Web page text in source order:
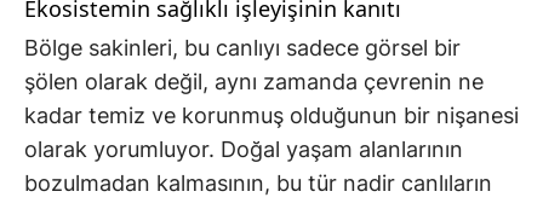
Ekosistemin sağlıklı işleyişinin kanıtı
Bölge sakinleri, bu canlıyı sadece görsel bir
şölen olarak değil, aynı zamanda çevrenin ne
kadar temiz ve korunmuş olduğunun bir nişanesi
olarak yorumluyor. Doğal yaşam alanlarının
bozulmadan kalmasının, bu tür nadir canlıların